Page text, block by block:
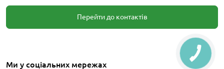
Перейти до контактів
Ми у соціальних мережах